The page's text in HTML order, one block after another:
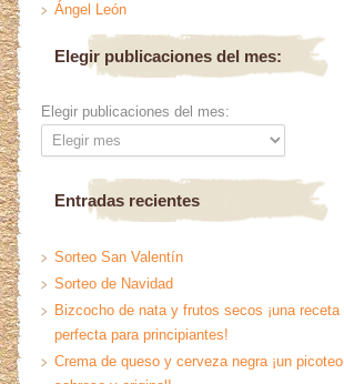
Ángel León
Elegir publicaciones del mes:
Elegir publicaciones del mes:
Entradas recientes
Sorteo San Valentín
Sorteo de Navidad
Bizcocho de nata y frutos secos ¡una receta
perfecta para principiantes!
Crema de queso y cerveza negra ¡un picoteo